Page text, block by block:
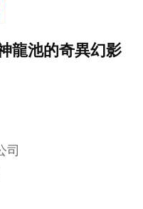
龍池的奇異幻影
司